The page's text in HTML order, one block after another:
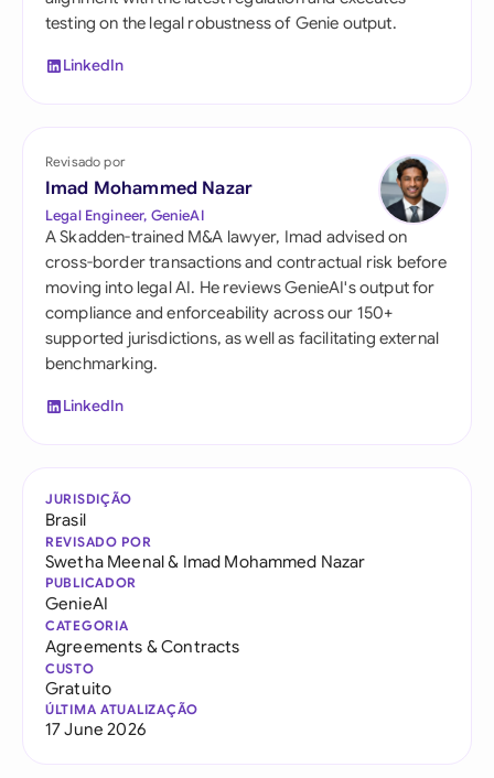
testing on the legal robustness of Genie output.
LinkedIn
Revisado por
Imad Mohammed Nazar
Legal Engineer, GenieAI
A Skadden-trained M&A lawyer, Imad advised on
cross-border transactions and contractual risk before
moving into legal AI. He reviews GenieAI's output for
compliance and enforceability across our 150+
supported jurisdictions, as well as facilitating external
benchmarking.
LinkedIn
JURISDIÇÃO
Brasil
REVISADO POR
Swetha Meenal& Imad Mohammed Nazar
PUBLICADOR
GenieAI
CATEGORIA
Agreements & Contracts
CUSTO
Gratuito
ÚLTIMA ATUALIZAÇÃO
17 June 2026